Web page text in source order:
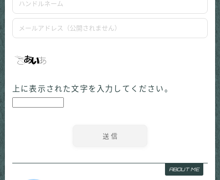
上に表示された文字を入力してください。
ABOUT ME